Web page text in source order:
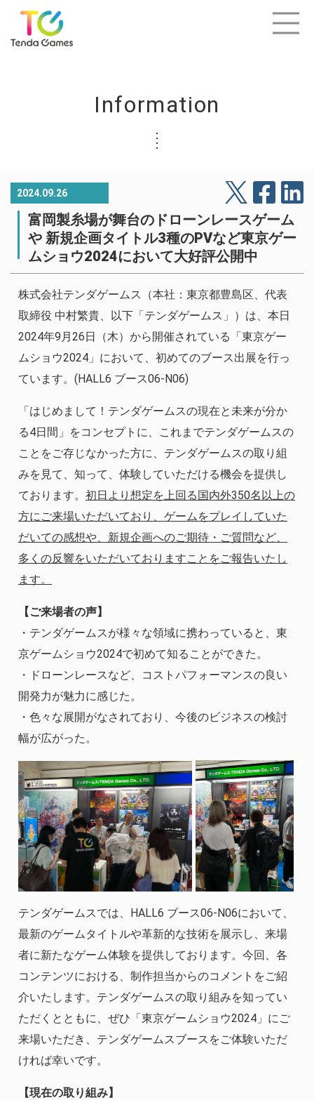
Information
2024.09.26
富岡製糸場が舞台のドローンレースゲーム
や 新規企画タイトル3種のPVなど東京ゲー
ムショウ2024において大好評公開中
株式会社テンダゲームス（本社：東京都豊島区、代表
取締役 中村繁貴、以下「テンダゲームス」）は、本日
2024年9月26日（木）から開催されている「東京ゲー
ムショウ2024」において、初めてのブース出展を行っ
ています。(HALL6 ブース06-N06)
「はじめまして！テンダゲームスの現在と未来が分か
る4日間」をコンセプトに、これまでテンダゲームスの
ことをご存じなかった方に、テンダゲームスの取り組
みを見て、知って、体験していただける機会を提供し
ております。 初日より想定を上回る国内外350名以上の
方にご来場いただいており、ゲームをプレイしていた
だいての感想や、新規企画へのご期待・ご質問など、
多くの反響をいただいておりますことをご報告いたし
ます。
【ご来場者の声】
・テンダゲームスが様々な領域に携わっていると、東
京ゲームショウ2024で初めて知ることができた。
・ドローンレースなど、コストパフォーマンスの良い
開発力が魅力に感じた。
・色々な展開がなされており、今後のビジネスの検討
幅が広がった。
テンダゲームスでは、HALL6 ブース06-N06において、
最新のゲームタイトルや革新的な技術を展示し、来場
者に新たなゲーム体験を提供しております。今回、各
コンテンツにおける、制作担当からのコメントをご紹
介いたします。テンダゲームスの取り組みを知ってい
ただくとともに、ぜひ「東京ゲームショウ2024」にご
来場いただき、テンダゲームスブースをご体験いただ
ければ幸いです。
【現在の取り組み】